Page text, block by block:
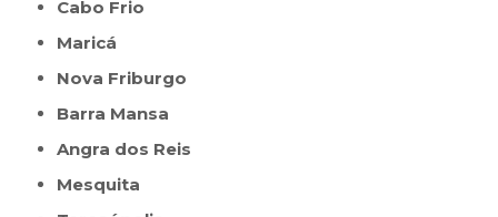
Cabo Frio
Maricá
Nova Friburgo
Barra Mansa
Angra dos Reis
Mesquita